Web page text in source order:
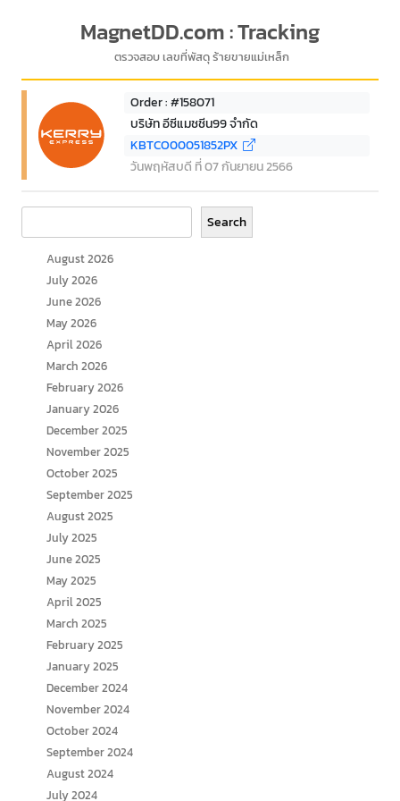
MagnetDD.com : Tracking
ตรวจสอบ เลขที่พัสดุ ร้ายขายแม่เหล็ก
Order : #158071
บริษัท อีซีแมชชีน99 จำกัด
KBTCO00051852PX
วันพฤหัสบดี ที่ 07 กันยายน 2566
Search
August 2026
July 2026
June 2026
May 2026
April 2026
March 2026
February 2026
January 2026
December 2025
November 2025
October 2025
September 2025
August 2025
July 2025
June 2025
May 2025
April 2025
March 2025
February 2025
January 2025
December 2024
November 2024
October 2024
September 2024
August 2024
July 2024